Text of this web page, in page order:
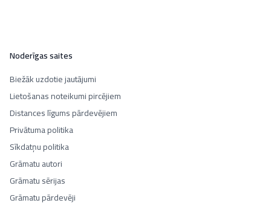
Noderīgas saites
Biežāk uzdotie jautājumi
Lietošanas noteikumi pircējiem
Distances līgums pārdevējiem
Privātuma politika
Sīkdatņu politika
Grāmatu autori
Grāmatu sērijas
Grāmatu pārdevēji